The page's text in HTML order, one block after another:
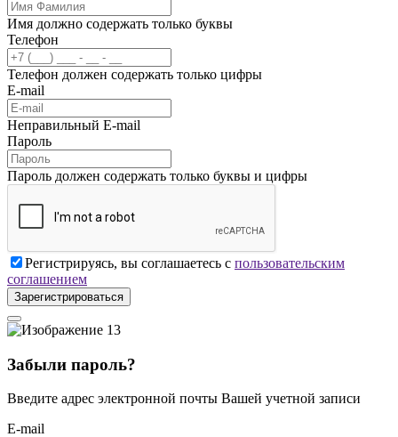
Имя должно содержать только буквы
Телефон
Телефон должен содержать только цифры
E-mail
Неправильный E-mail
Пароль
Пароль должен содержать только буквы и цифры
Регистрируясь, вы соглашаетесь с пользовательским
соглашением
Зарегистрироваться
Забыли пароль?
Введите адрес электронной почты Вашей учетной записи
E-mail